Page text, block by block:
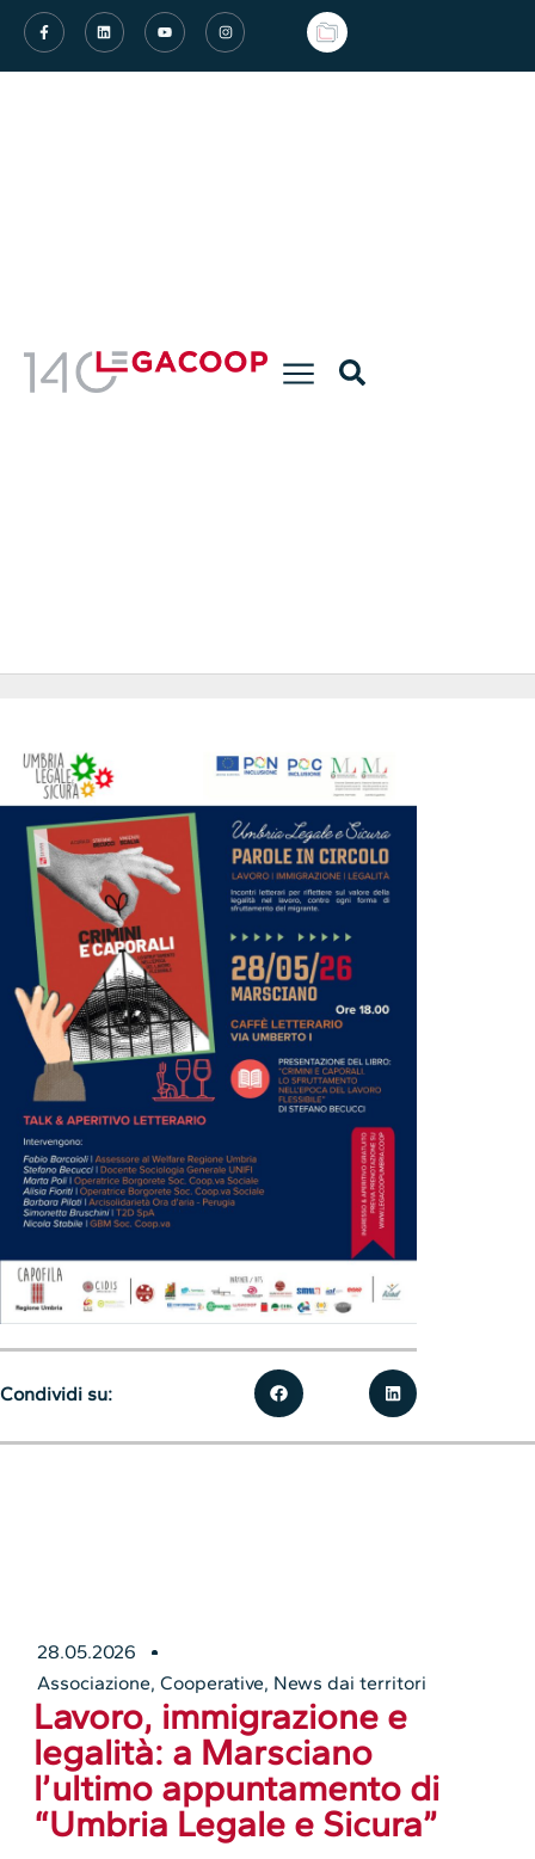
28.05.2026
Associazione,Cooperative, News dai territori
Lavoro, immigrazione e
legalità: a Marsciano
l’ultimo appuntamento di
“Umbria Legale e Sicura”
Condividi su: